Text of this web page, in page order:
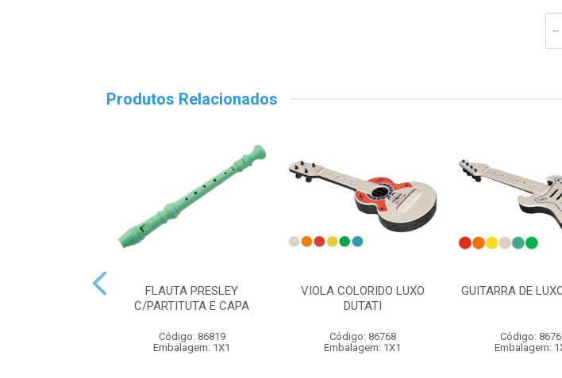
Produtos Relacionados
FLAUTA PRESLEY
C/PARTITUTA E CAPA
Código: 86819
Embalagem: 1X1
VIOLA COLORIDO LUXO
DUTATI
Código: 86768
Embalagem: 1X1
GUITARRA DE
Código:
Embalagem: